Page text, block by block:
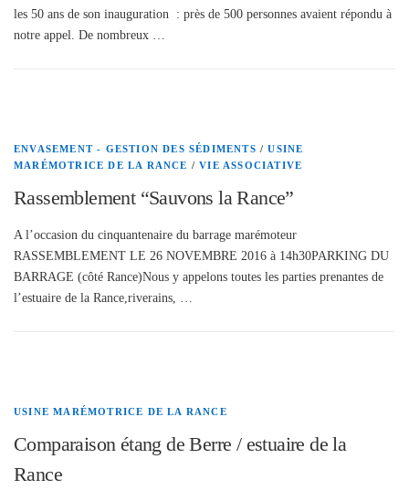
les 50 ans de son inauguration : près de 500 personnes avaient répondu à
notre appel. De nombreux …
ENVASEMENT - GESTION DES SÉDIMENTS /USINE
MARÉMOTRICE DE LA RANCE /VIE ASSOCIATIVE
Rassemblement “Sauvons la Rance”
A l’occasion du cinquantenaire du barrage marémoteur
RASSEMBLEMENT LE 26 NOVEMBRE 2016 à 14h30PARKING DU
BARRAGE (côté Rance)Nous y appelons toutes les parties prenantes de
l’estuaire de la Rance,riverains, …
USINE MARÉMOTRICE DE LA RANCE
Comparaison étang de Berre / estuaire de la
Rance